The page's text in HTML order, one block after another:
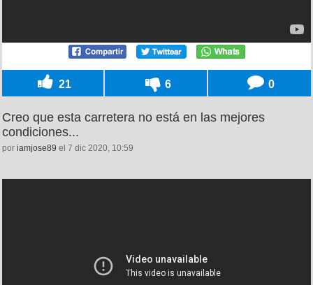
21 6 0
Creo que esta carretera no está en las mejores
condiciones...
por iamjose89 el 7 dic 2020, 10:59